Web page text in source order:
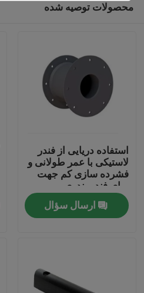
خانه
دربارهی ما
محصولات توصیه شده
استفاده دریایی از فندر
لاستیکی با عمر طولانی و
فشرده سازی کم جهت
برای فندر بندری
ارسال سؤال